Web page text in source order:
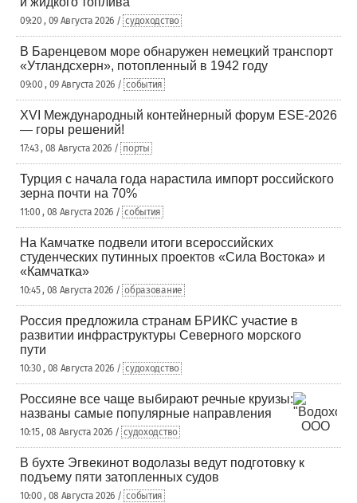
09:20 , 09 Августа 2026 / судоходство
В Баренцевом море обнаружен немецкий транспорт
«Утландсхерн», потопленный в 1942 году
09:00 , 09 Августа 2026 / события
XVI Международный контейнерный форум ESE-2026
— горы решений!
17:43 , 08 Августа 2026 / порты
Турция с начала года нарастила импорт российского
зерна почти на 70%
11:00 , 08 Августа 2026 / события
На Камчатке подвели итоги всероссийских
студенческих путинных проектов «Сила Востока» и
«Камчатка»
10:45 , 08 Августа 2026 / образование
Россия предложила странам БРИКС участие в
развитии инфраструктуры Северного морского
пути
10:30 , 08 Августа 2026 / судоходство
Россияне все чаще выбирают речные круизы:
названы самые популярные направления
10:15 , 08 Августа 2026 / судоходство
В бухте Эгвекинот водолазы ведут подготовку к
подъему пяти затопленных судов
10:00 , 08 Августа 2026 / события